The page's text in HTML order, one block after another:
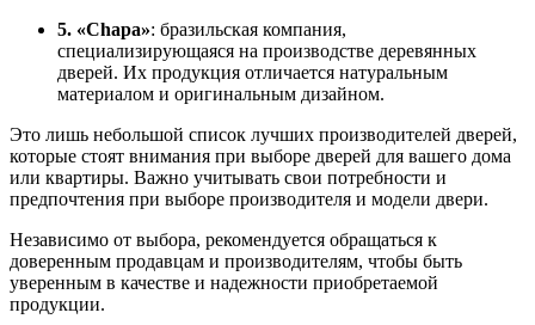
5. «Chapa»: бразильская компания,
специализирующаяся на производстве деревянных
дверей. Их продукция отличается натуральным
материалом и оригинальным дизайном.
Это лишь небольшой список лучших производителей дверей,
которые стоят внимания при выборе дверей для вашего дома
или квартиры. Важно учитывать свои потребности и
предпочтения при выборе производителя и модели двери.
Независимо от выбора, рекомендуется обращаться к
доверенным продавцам и производителям, чтобы быть
уверенным в качестве и надежности приобретаемой
продукции.